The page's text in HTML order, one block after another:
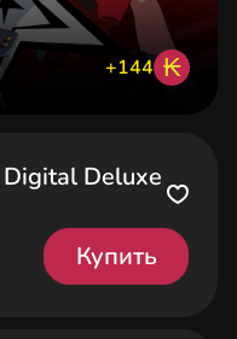
+144 ₭
Digital Deluxe
Купить